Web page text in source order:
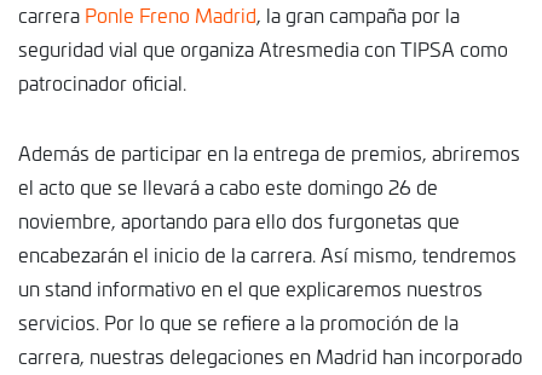
carrera Ponle Freno Madrid, la gran campaña por la
seguridad vial que organiza Atresmedia con TIPSA como
patrocinador oficial.
Además de participar en la entrega de premios, abriremos
el acto que se llevará a cabo este domingo 26 de
noviembre, aportando para ello dos furgonetas que
encabezarán el inicio de la carrera. Así mismo, tendremos
un stand informativo en el que explicaremos nuestros
servicios. Por lo que se refiere a la promoción de la
carrera, nuestras delegaciones en Madrid han incorporado